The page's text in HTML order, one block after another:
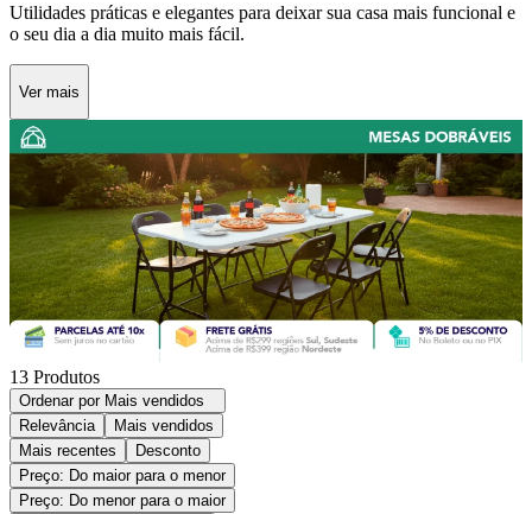
Utilidades práticas e elegantes para deixar sua casa mais funcional e
o seu dia a dia muito mais fácil.
Ver mais
13 Produtos
Ordenar por Mais vendidos
Relevância
Mais vendidos
Mais recentes
Desconto
Preço: Do maior para o menor
Preço: Do menor para o maior